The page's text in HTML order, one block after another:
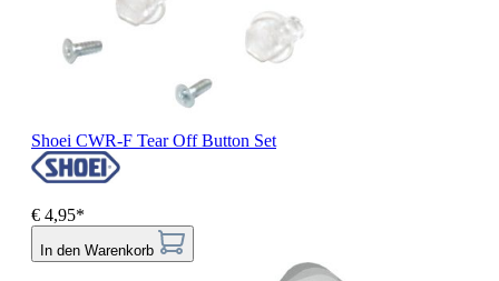
Shoei CWR-F Tear Off Button Set
€ 4,95*
In den Warenkorb